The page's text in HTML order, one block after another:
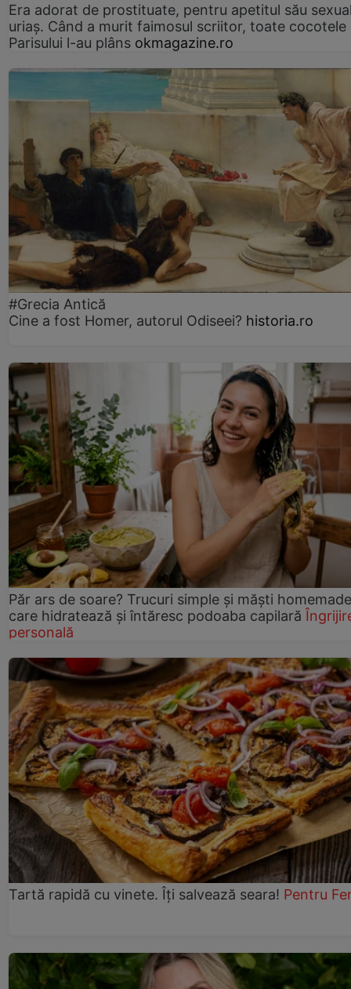
Era adorat de prostituate, pentru apetitul său
uriaș. Când a murit faimosul scriitor, toate cocotele
Parisului l-au plâns okmagazine.ro
#Grecia Antică
Cine a fost Homer, autorul Odiseei? historia.ro
Păr ars de soare? Trucuri simple și măști homemade
care hidratează și întăresc podoaba capilară
personală
Tartă rapidă cu vinete. Îți salvează seara! Pentru